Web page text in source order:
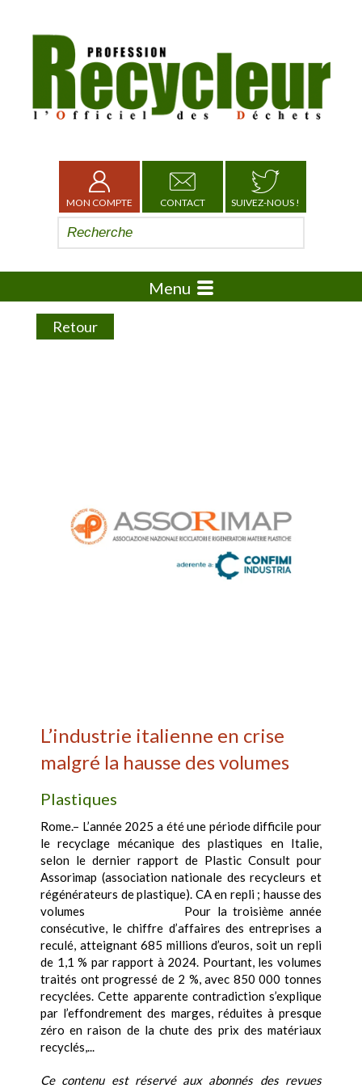
MON COMPTE CONTACT SUIVEZ-NOUS !
Menu
Retour
L’industrie italienne en crise
malgré la hausse des volumes
Plastiques
Rome.– L’année 2025 a été une période difficile pour
le recyclage mécanique des plastiques en Italie,
selon le dernier rapport de Plastic Consult pour
Assorimap (association nationale des recycleurs et
régénérateurs de plastique). CA en repli ; hausse des
volumes Pour la troisième année
consécutive, le chiffre d’affaires des entreprises a
reculé, atteignant 685 millions d’euros, soit un repli
de 1,1 % par rapport à 2024. Pourtant, les volumes
traités ont progressé de 2 %, avec 850 000 tonnes
recyclées. Cette apparente contradiction s’explique
par l’effondrement des marges, réduites à presque
zéro en raison de la chute des prix des matériaux
recyclés,...
Ce contenu est réservé aux abonnés des revues